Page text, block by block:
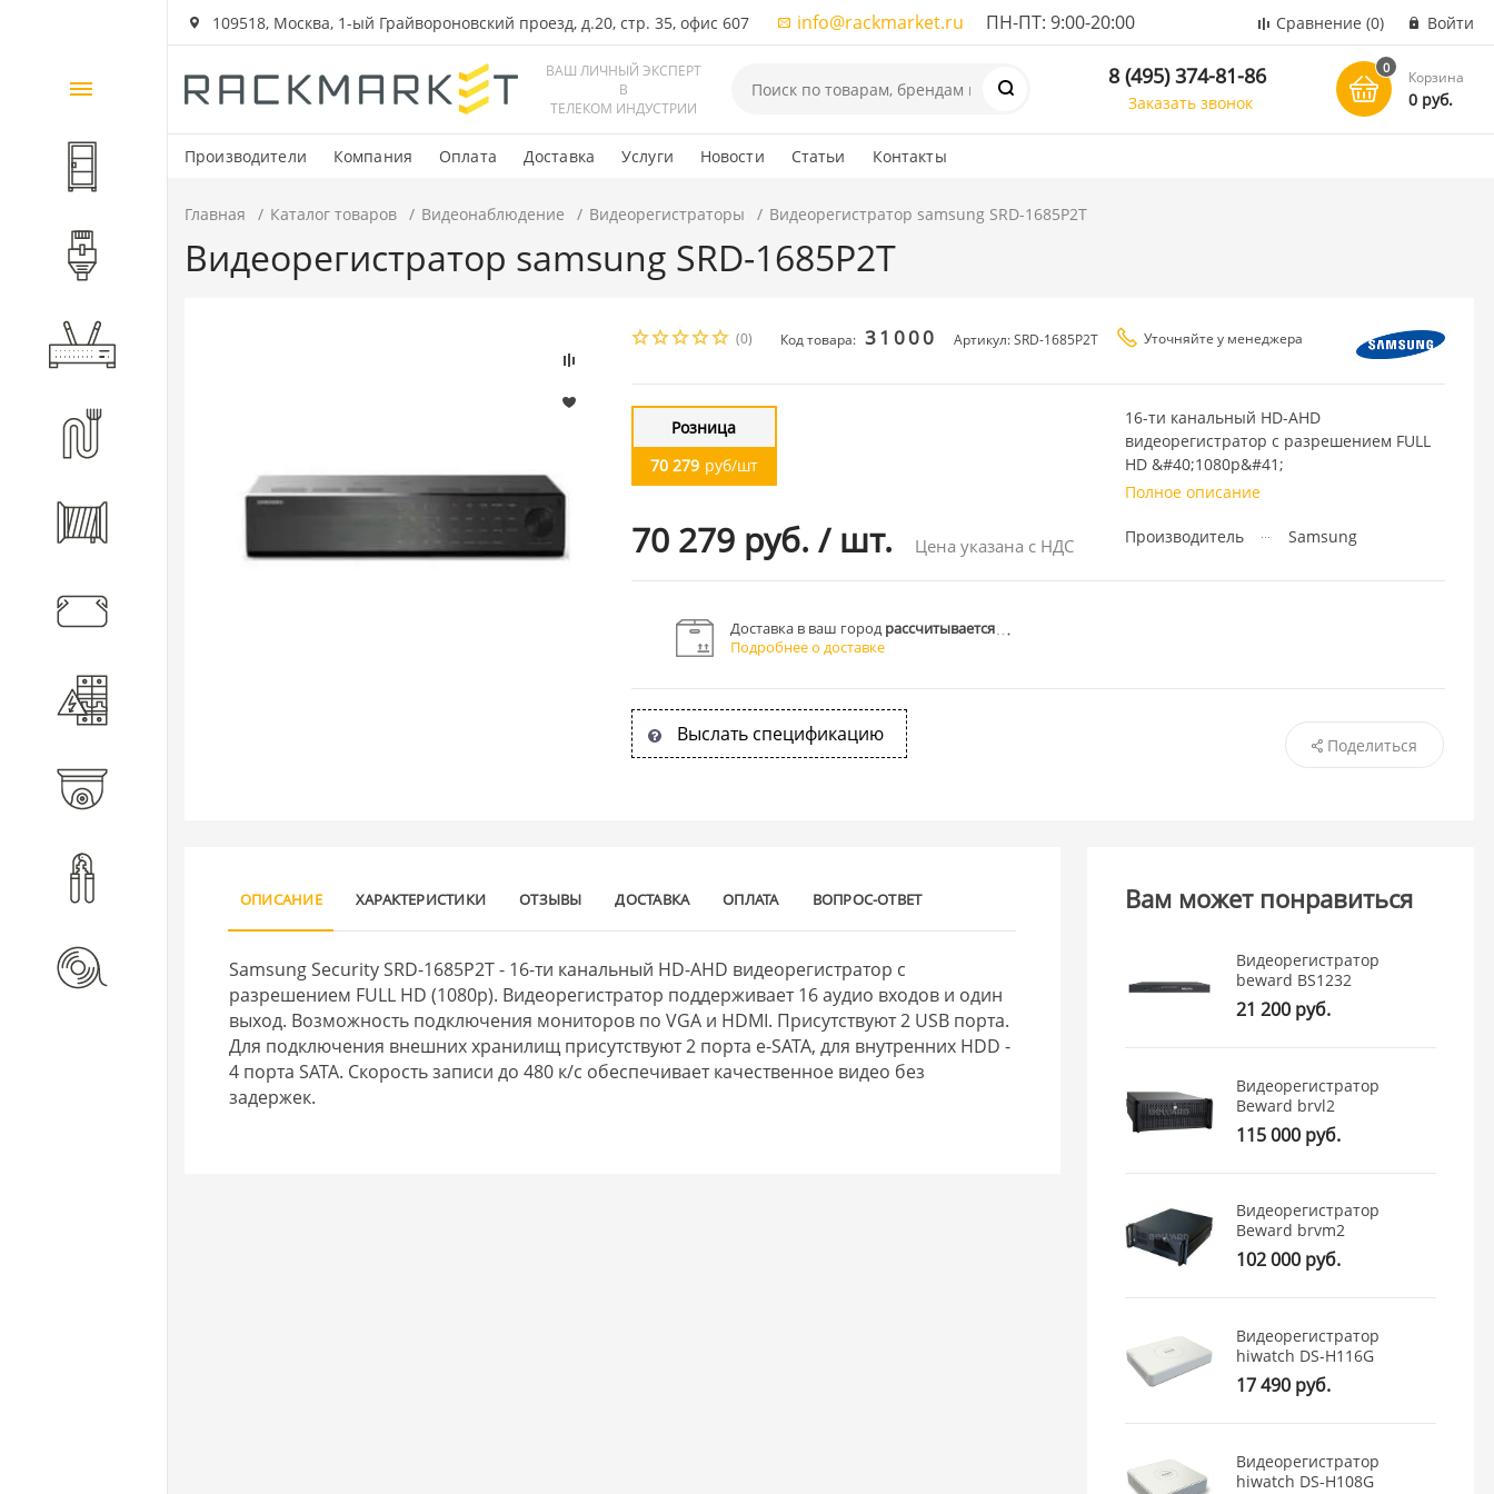
109518, Москва, 1-ый Грайвороновский проезд, д.20, стр. 35, офис 607 info@rackmarket.ru ПН-ПТ: 9:00-20:00 Сравнение (0) Войти
ВАШ ЛИЧНЫЙ ЭКСПЕРТ
В
ТЕЛЕКОМ ИНДУСТРИИ
8 (495) 374-81-86
Заказать звонок
0
Корзина
0 руб.
Производители Компания Оплата Доставка Услуги Новости Статьи Контакты
Каталог
товаров
Шкафы и стойки
Компоненты СКС
Расходные материалы
Главная Каталог товаров Видеонаблюдение Видеорегистраторы Видеорегистратор samsung SRD-1685P2T
Видеорегистратор samsung SRD-1685P2T
(0) Код товара: 31000 Артикул: SRD-1685P2T Уточняйте у менеджера
Розница
70 279 руб/шт
70 279 руб. / шт. Цена указана с НДС
16-ти канальный HD-AHD
видеорегистратор с разрешением FULL
HD &#40;1080p&#41;
Полное описание
Производитель Samsung
Доставка в ваш городрассчитывается
Подробнее о доставке
Выслать спецификацию Поделиться
ОПИСАНИЕ ХАРАКТЕРИСТИКИ ОТЗЫВЫ ДОСТАВКА ОПЛАТА ВОПРОС-ОТВЕТ
Samsung Security SRD-1685P2T - 16-ти канальный HD-AHD видеорегистратор с
разрешением FULL HD (1080p). Видеорегистратор поддерживает 16 аудио входов и один
выход. Возможность подключения мониторов по VGA и HDMI. Присутствуют 2 USB порта.
Для подключения внешних хранилищ присутствуют 2 порта e-SATA, для внутренних HDD -
4 порта SATA. Скорость записи до 480 к/с обеспечивает качественное видео без
задержек.
Вам может понравиться
Видеорегистратор
beward BS1232
21 200 руб.
Видеорегистратор
Beward brvl2
115 000 руб.
Видеорегистратор
Beward brvm2
102 000 руб.
Видеорегистратор
hiwatch DS-H116G
17 490 руб.
Видеорегистратор
hiwatch DS-H108G